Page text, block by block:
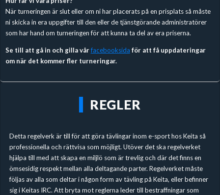
När turneringen är slut eller om ni har placerats på en prisplats så måste
ni skicka in era uppgifter till den eller de tjänstgörande administratörer
som har hand om turneringen för att kunna ta del av era priserna.
Se till att gå in och gilla vårfacebooksida för att få uppdateringar
om när det kommer fler turneringar.
REGLER
Detta regelverk är till för att göra tävlingar inom e-sport hos Keita så
professionella och rättvisa som möjligt. Utöver det ska regelverket
hjälpa till med att skapa en miljlö som är trevlig och där det finns en
ömsesidig respekt mellan alla deltagande parter. Regelverket måste
följas av alla som deltar i någon form av tävling på Keita, eller befinner
sig i Keitas IRC. Att bryta mot reglerna leder till bestraffningar som